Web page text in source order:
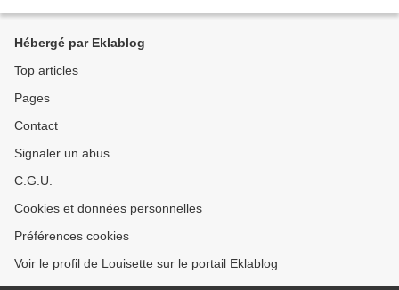
Hébergé par Eklablog
Top articles
Pages
Contact
Signaler un abus
C.G.U.
Cookies et données personnelles
Préférences cookies
Voir le profil de Louisette sur le portail Eklablog